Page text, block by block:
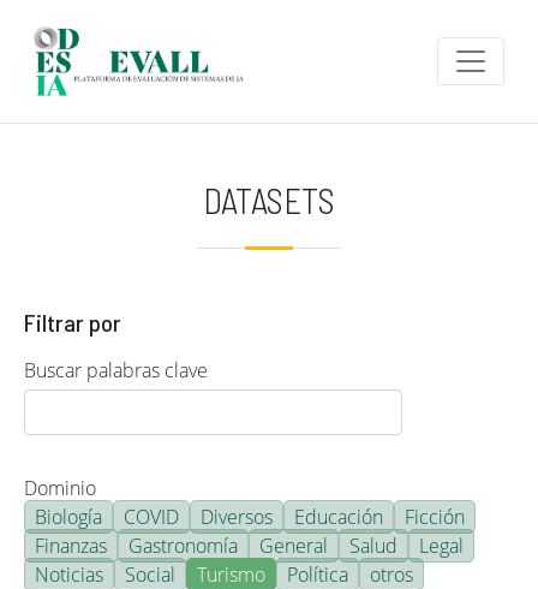
DATASETS
Filtrar por
Buscar palabras clave
Dominio
Biología
COVID Diversos Educación
Ficción
Finanzas
Gastronomía General Salud
Legal
Noticias
Social Turismo Política otros